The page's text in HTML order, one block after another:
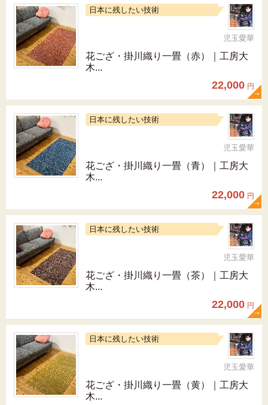
日本に残したい技術
児玉愛華
花ござ・掛川織り一畳（赤）｜工房大
木...
22,000 円
日本に残したい技術
児玉愛華
花ござ・掛川織り一畳（青）｜工房大
木...
22,000 円
日本に残したい技術
児玉愛華
花ござ・掛川織り一畳（茶）｜工房大
木...
22,000 円
日本に残したい技術
児玉愛華
花ござ・掛川織り一畳（黄）｜工房大
木...